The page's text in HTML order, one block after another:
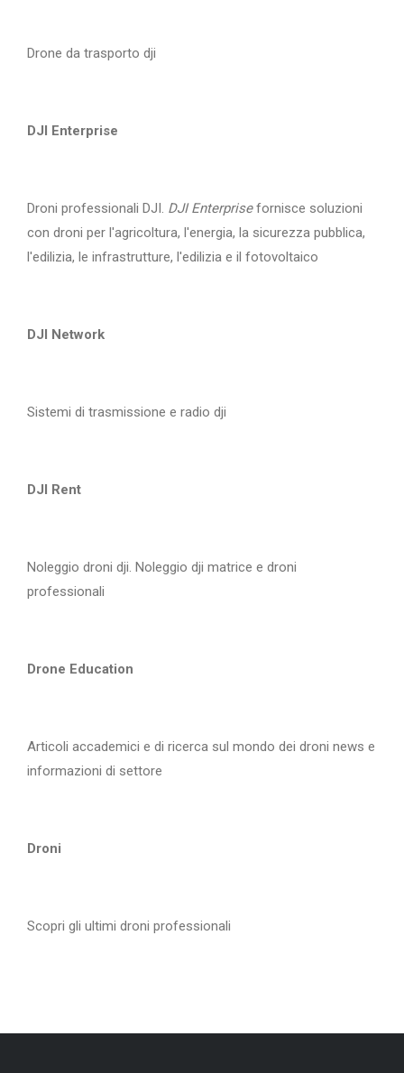
Drone da trasporto dji
DJI Enterprise
Droni professionali DJI. DJI Enterprisefornisce soluzioni
con droni per l'agricoltura, l'energia, la sicurezza pubblica,
l'edilizia, le infrastrutture, l'edilizia e il fotovoltaico
DJI Network
Sistemi di trasmissione e radio dji
DJI Rent
Noleggio droni dji. Noleggio dji matrice e droni
professionali
Drone Education
Articoli accademici e di ricerca sul mondo dei droni news e
informazioni di settore
Droni
Scopri gli ultimi droni professionali